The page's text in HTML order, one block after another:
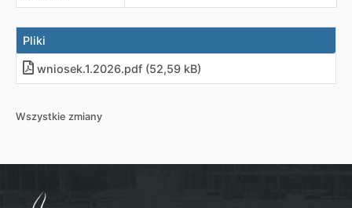
Pliki
wniosek.1.2026.pdf (52,59 kB)
Wszystkie zmiany